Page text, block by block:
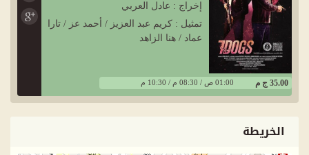
إخراج : عادل العربي
تمثيل : كريم عبد العزيز / أحمد عز / تارا
عماد / هنا الزاهد
35.00 ج م 01:00 ص / 08:30 م / 10:30 م
الخريطة